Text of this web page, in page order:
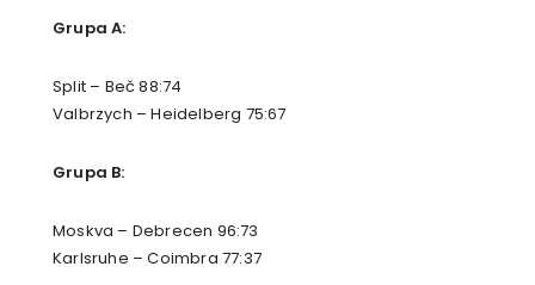
Grupa A:
Split – Beč 88:74
Valbrzych – Heidelberg 75:67
Grupa B:
Moskva – Debrecen 96:73
Karlsruhe – Coimbra 77:37